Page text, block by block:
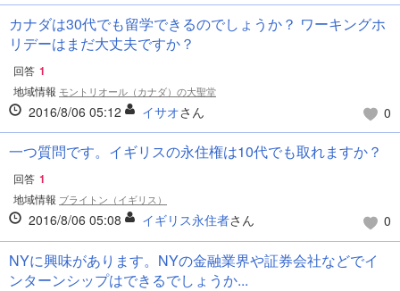
カナダは30代でも留学できるのでしょうか？ ワーキングホ
リデーはまだ大丈夫ですか？
回答 1
地域情報 モントリオール（カナダ）の大聖堂
2016/8/06 05:12 イサオさん 0
一つ質問です。イギリスの永住権は10代でも取れますか？
回答 1
地域情報 ブライトン（イギリス）
2016/8/06 05:08 イギリス永住者さん 0
NYに興味があります。NYの金融業界や証券会社などでイ
ンターンシップはできるでしょうか...